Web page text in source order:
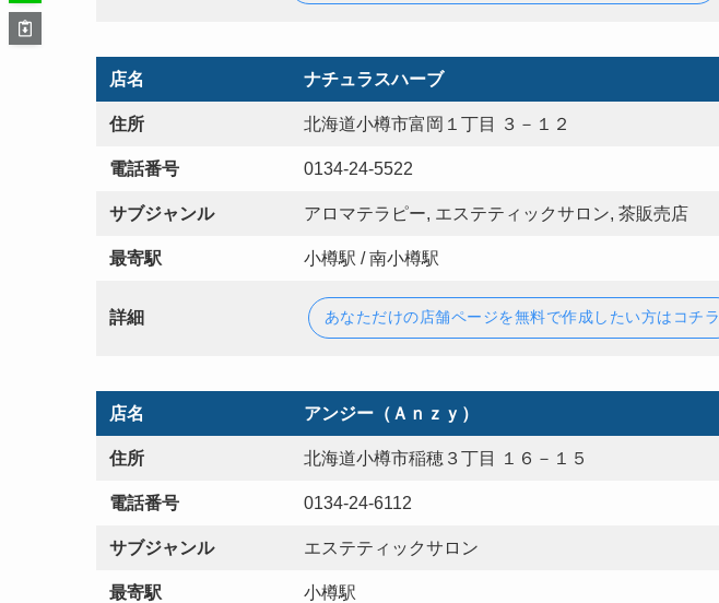
店名 ナチュラスハーブ
住所 北海道小樽市富岡１丁目 ３－１２
電話番号 0134-24-5522
サブジャンル アロマテラピー, エステティックサロン, 茶販売店
最寄駅 小樽駅 / 南小樽駅
詳細 あなただけの店舗ページを無料で作成したい方はコチラ
店名 アンジー（Ａｎｚｙ）
住所 北海道小樽市稲穂３丁目 １６－１５
電話番号 0134-24-6112
サブジャンル エステティックサロン
最寄駅 小樽駅